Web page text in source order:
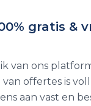
gratis &
van ons
offertes is
aan vast en